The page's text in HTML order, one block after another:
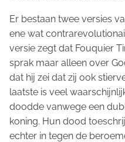
Er bestaan twee versies
ene wat
versie zegt dat Fouquier
sprak maar alleen over
dat hij zei dat zij ook
laatste is veel
doodde vanwege een
koning. Hun dood
echter in tegen de